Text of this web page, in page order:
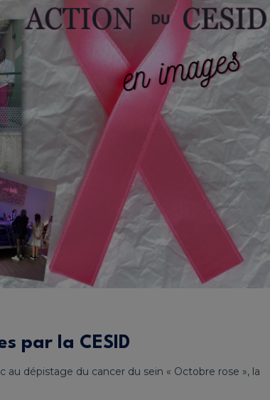
par la CESID
au dépistage du cancer du sein « Octobre rose », la